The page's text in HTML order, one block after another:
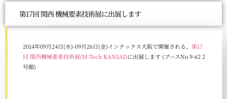
第17回 関西 機械要素技術展に出展します
2014年09月24日(水)-09月26日(金)インテックス大阪で開催される、 第17
回 関西機械要素技術展(M-Tech KANSAI)に出展します (ブースNo 9-62 2
号館)